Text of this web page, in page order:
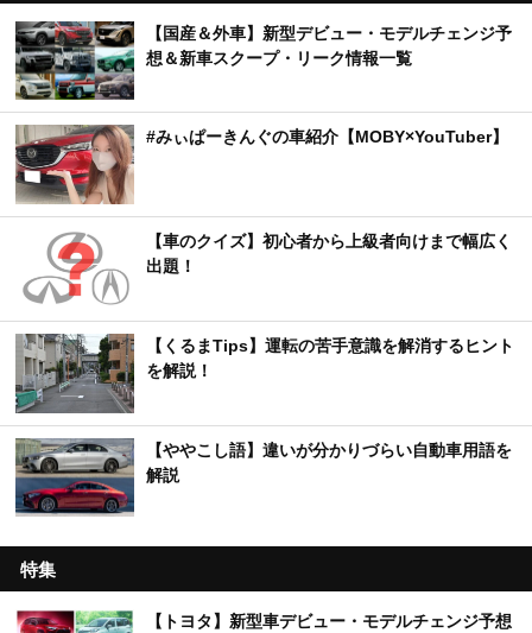
【国産＆外車】新型デビュー・モデルチェンジ予
想＆新車スクープ・リーク情報一覧
#みぃぱーきんぐの車紹介【MOBY×YouTuber】
【車のクイズ】初心者から上級者向けまで幅広く
出題！
【くるまTips】運転の苦手意識を解消するヒント
を解説！
【ややこし語】違いが分かりづらい自動車用語を
解説
特集
【トヨタ】新型車デビュー・モデルチェンジ予想